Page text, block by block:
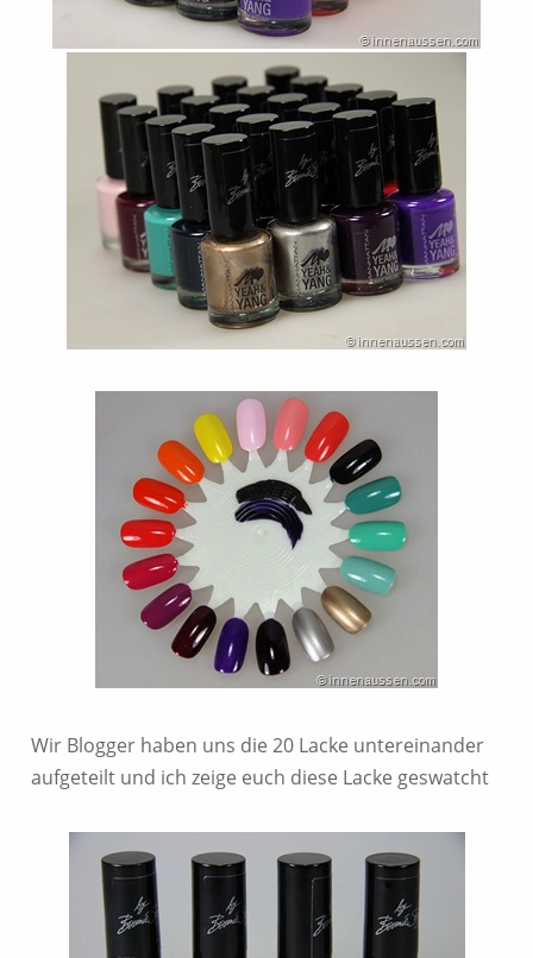
Wir Blogger haben uns die 20 Lacke untereinander
aufgeteilt und ich zeige euch diese Lacke geswatcht